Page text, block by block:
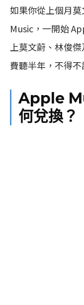
如果你從上個月
Music，一開始
上莫文蔚、林俊
費聽半年，不得
Apple
何兌換？